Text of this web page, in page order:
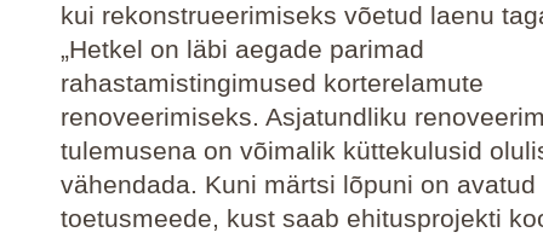
kui rekonstrueerimiseks võetud laenu
„Hetkel on läbi aegade parimad
rahastamistingimused korterelamute
renoveerimiseks. Asjatundliku
tulemusena on võimalik küttekulusid
vähendada. Kuni märtsi lõpuni on avatud
toetusmeede, kust saab ehitusprojekti